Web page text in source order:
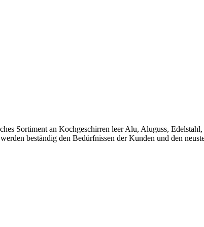
Sortiment an Kochgeschirren leer Alu, Aluguss,
beständig den Bedürfnissen der Kunden und den